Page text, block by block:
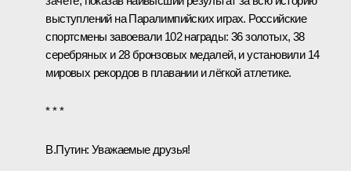
выступлений на Паралимпийских играх. Российские
спортсмены завоевали 102 награды: 36 золотых, 38
серебряных и 28 бронзовых медалей, и установили 14
мировых рекордов в плавании и лёгкой атлетике.
* * *
В.Путин: Уважаемые друзья!